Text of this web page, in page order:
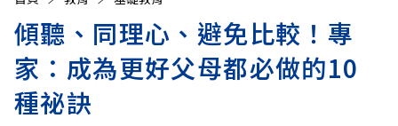
傾聽、同理心、避免比較！專
家：成為更好父母都必做的10
種祕訣